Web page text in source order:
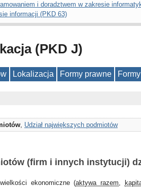
i doradztwem w zakresie
informacji (PKD 63)
(PKD J)
Lokalizacja Formy prawne
, Udział największych podmiotów
(firm i innych instytucji)
ekonomiczne (aktywa razem,